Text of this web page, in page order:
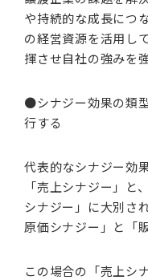
や持続的な成長につ
の経営資源を活用し
揮させ自社の強みを
●シナジー効果の類
行する
代表的なシナジー効
「売上シナジー」と
シナジー」に大別さ
原価シナジー」と「
この場合の「売上シ